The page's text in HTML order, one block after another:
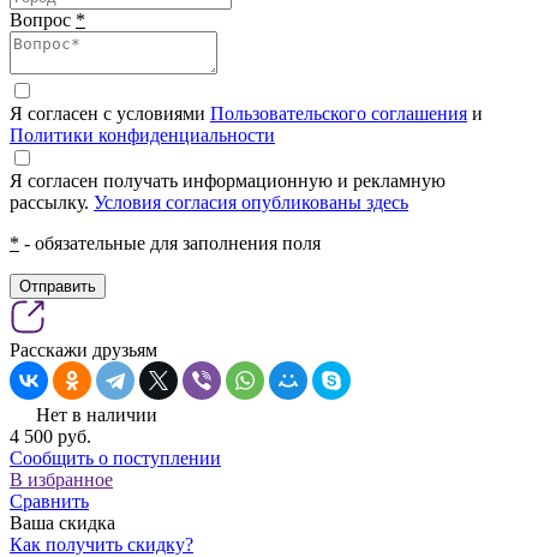
Вопрос *
Я согласен с условиями Пользовательского соглашения и
Политики конфиденциальности
Я согласен получать информационную и рекламную
рассылку. Условия согласия опубликованы здесь
* - обязательные для заполнения поля
Отправить
Расскажи друзьям
Нет в наличии
4 500 pуб.
Сообщить о поступлении
В избранное
Сравнить
Ваша скидка
Как получить скидку?